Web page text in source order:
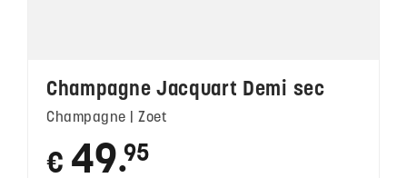
Champagne Jacquart Demi sec
Champagne | Zoet
€ 49●
95